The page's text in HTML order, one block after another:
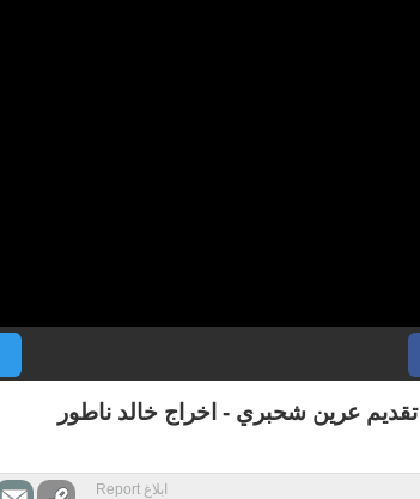
تقديم عرين شحبري - اخراج خالد ناطور
ابلاغ Report